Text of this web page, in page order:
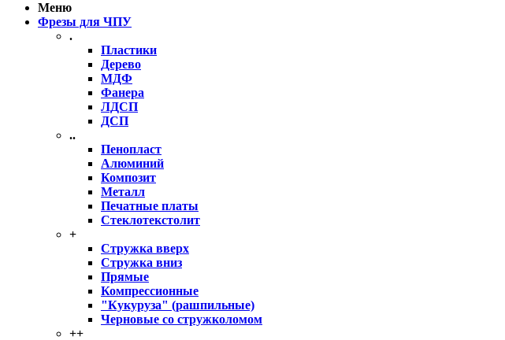
Меню
Фрезы для ЧПУ
.
Пластики
Дерево
МДФ
Фанера
ЛДСП
ДСП
..
Пенопласт
Алюминий
Композит
Металл
Печатные платы
Стеклотекстолит
+
Стружка вверх
Стружка вниз
Прямые
Компрессионные
"Кукуруза" (рашпильные)
Черновые со стружколомом
++